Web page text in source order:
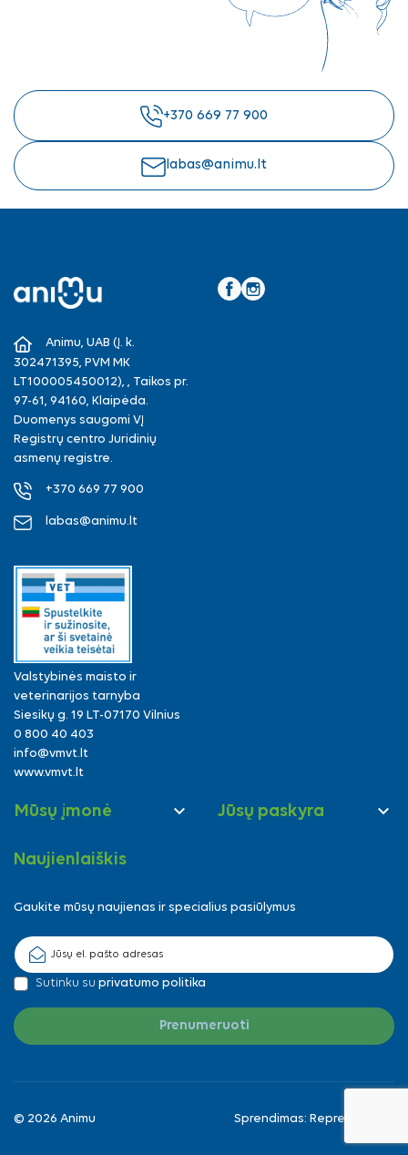
+370 669 77 900
labas@animu.lt
Animu, UAB (Į. k.
302471395, PVM MK
LT100005450012), , Taikos pr.
97-61, 94160, Klaipėda.
Duomenys saugomi VĮ
Registrų centro Juridinių
asmenų registre.
+370 669 77 900
labas@animu.lt
Valstybinės maisto ir
veterinarijos tarnyba
Siesikų g. 19 LT-07170 Vilnius
0 800 40 403
info@vmvt.lt
www.vmvt.lt
Mūsų įmonė  Jūsų paskyra 
Naujienlaiškis
Gaukite mūsų naujienas ir specialius pasiūlymus
Sutinku su privatumo politika
© 2026 Animu Sprendimas: Reprezentuok